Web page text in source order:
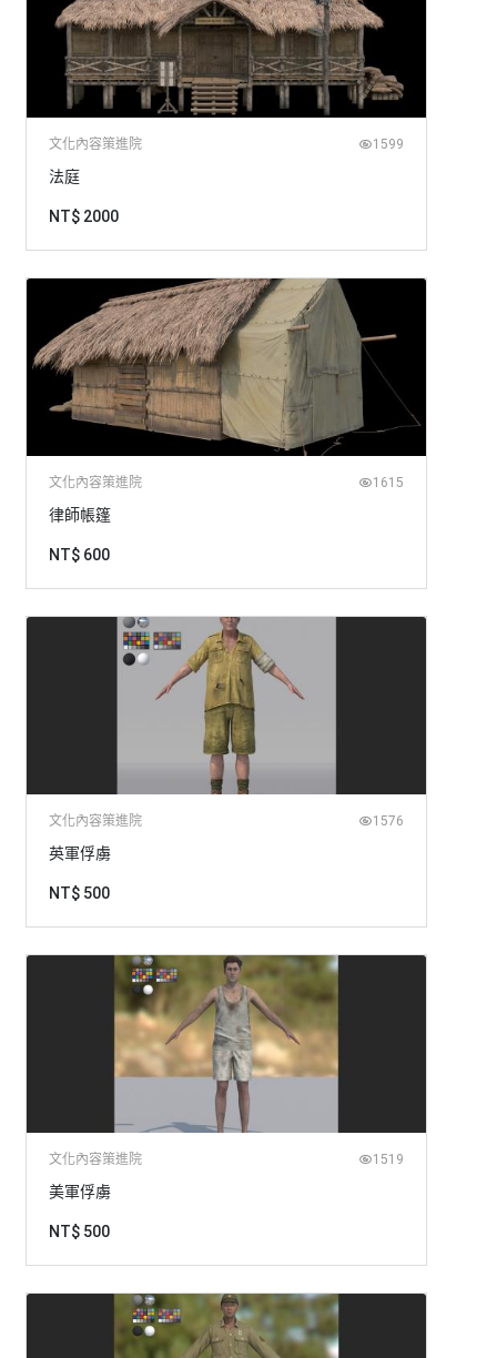
文化內容策進院 1599
法庭
NT$ 2000
文化內容策進院 1615
律師帳篷
NT$ 600
文化內容策進院 1576
英軍俘虜
NT$ 500
文化內容策進院 1519
美軍俘虜
NT$ 500